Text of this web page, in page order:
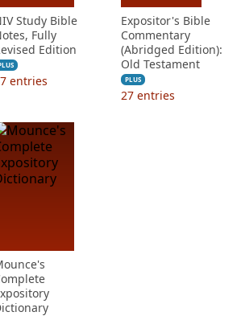
Study Bible
Fully
Edition
entries
Expositor's Bible
Commentary
(Abridged Edition):
Old Testament
PLUS
27 entries